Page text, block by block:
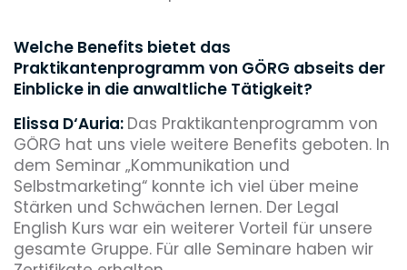
Welche Benefits bietet das
Praktikantenprogramm von GÖRG abseits der
Einblicke in die anwaltliche Tätigkeit?
Elissa D‘Auria: Das Praktikantenprogramm von
GÖRG hat uns viele weitere Benefits geboten. In
dem Seminar „Kommunikation und
Selbstmarketing“ konnte ich viel über meine
Stärken und Schwächen lernen. Der Legal
English Kurs war ein weiterer Vorteil für unsere
gesamte Gruppe. Für alle Seminare haben wir